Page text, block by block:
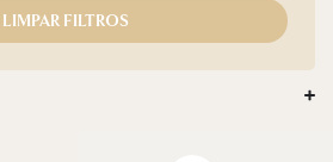
LIMPAR FILTROS